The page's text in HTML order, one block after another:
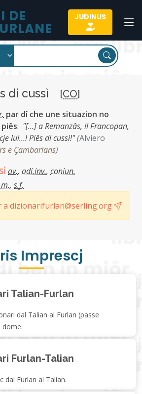
DE JUDINUS
di cussì [CO]
par dî che une situazion no
: "[…] a Remanzâs, il Francopan,
lui…! Piês di cussì!"(Alviero
e Çambarlans)
av., adi.inv., coniun.
, s.f.
a dizionarifurlan@serling.org
Imprescj
Talian-Furlan
dal Talian al Furlan (passe
dome.
Furlan-Talian
dal Furlan al Talian.